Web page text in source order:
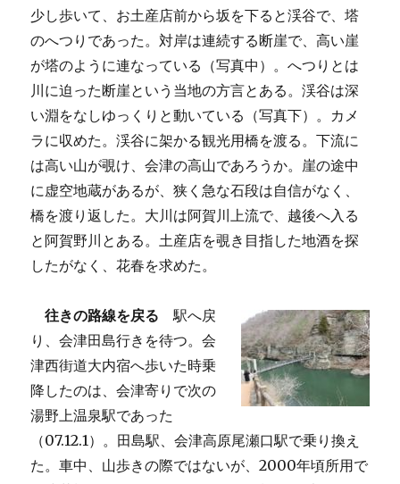
少し歩いて、お土産店前から坂を下ると渓谷で、塔
のへつりであった。対岸は連続する断崖で、高い崖
が塔のように連なっている（写真中）。へつりとは
川に迫った断崖という当地の方言とある。渓谷は深
い淵をなしゆっくりと動いている（写真下）。カメ
ラに収めた。渓谷に架かる観光用橋を渡る。下流に
は高い山が覗け、会津の高山であろうか。崖の途中
に虚空地蔵があるが、狭く急な石段は自信がなく、
橋を渡り返した。大川は阿賀川上流で、越後へ入る
と阿賀野川とある。土産店を覗き目指した地酒を探
したがなく、花春を求めた。
往きの路線を戻る 駅へ戻
り、会津田島行きを待つ。会
津西街道大内宿へ歩いた時乗
降したのは、会津寄りで次の
湯野上温泉駅であった
（07.12.1）。田島駅、会津高原尾瀬口駅で乗り換え
た。車中、山歩きの際ではないが、2000年頃所用で